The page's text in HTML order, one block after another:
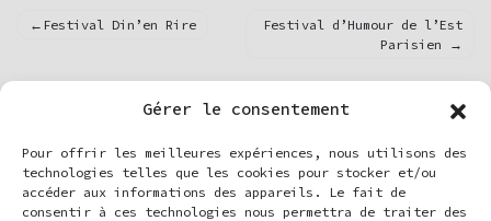
Gérer le consentement
Pour offrir les meilleures expériences, nous utilisons des
technologies telles que les cookies pour stocker et/ou
accéder aux informations des appareils. Le fait de
consentir à ces technologies nous permettra de traiter des
Navigation
l’article
Festival Din’en Rire
Festival d’Humour de l’Est
Parisien
Commentaires récents